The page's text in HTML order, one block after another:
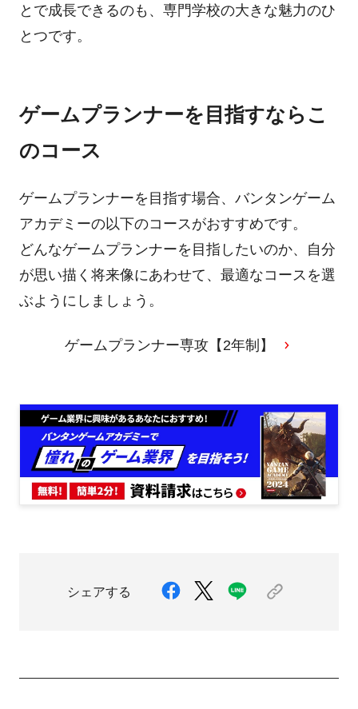
とで成長できるのも、専門学校の大きな魅力のひ
とつです。
ゲームプランナーを目指すならこ
のコース
ゲームプランナーを目指す場合、バンタンゲーム
アカデミーの以下のコースがおすすめです。
どんなゲームプランナーを目指したいのか、自分
が思い描く将来像にあわせて、最適なコースを選
ぶようにしましょう。
ゲームプランナー専攻【2年制】
シェアする